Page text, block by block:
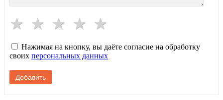
Нажимая на кнопку, вы даёте согласие на обработку
своих персональных данных